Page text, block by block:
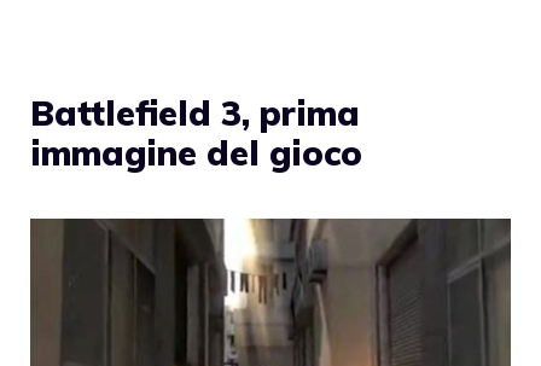
Battlefield 3, prima
immagine del gioco